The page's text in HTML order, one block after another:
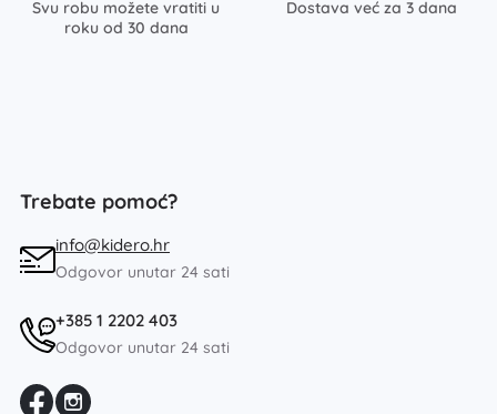
Svu robu možete vratiti u
roku od 30 dana
Dostava već za 3 dana
Trebate pomoć?
info@kidero.hr
Odgovor unutar 24 sati
+385 1 2202 403
Odgovor unutar 24 sati